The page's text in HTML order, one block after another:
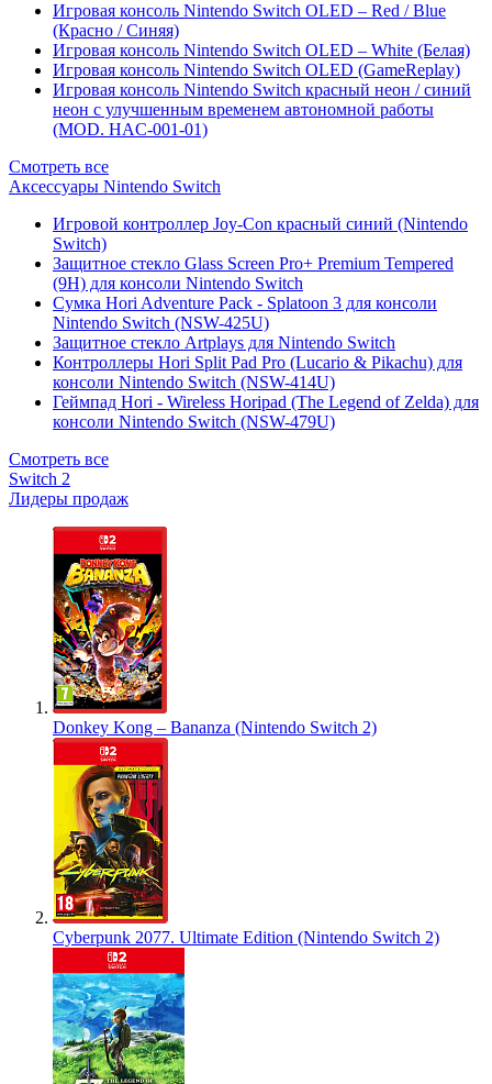
Игровая консоль Nintendo Switch OLED – Red / Blue
(Красно / Синяя)
Игровая консоль Nintendo Switch OLED – White (Белая)
Игровая консоль Nintendo Switch OLED (GameReplay)
Игровая консоль Nintendo Switch красный неон / синий
неон с улучшенным временем автономной работы
(MOD. HAC-001-01)
Смотреть все
Аксессуары Nintendo Switch
Игровой контроллер Joy-Con красный синий (Nintendo
Switch)
Защитное стекло Glass Screen Pro+ Premium Tempered
(9H) для консоли Nintendo Switch
Сумка Hori Adventure Pack - Splatoon 3 для консоли
Nintendo Switch (NSW-425U)
Защитное стекло Artplays для Nintendo Switch
Контроллеры Hori Split Pad Pro (Lucario & Pikachu) для
консоли Nintendo Switch (NSW-414U)
Геймпад Hori - Wireless Horipad (The Legend of Zelda) для
консоли Nintendo Switch (NSW-479U)
Смотреть все
Switch 2
Лидеры продаж
Donkey Kong – Bananza (Nintendo Switch 2)
Cyberpunk 2077. Ultimate Edition (Nintendo Switch 2)